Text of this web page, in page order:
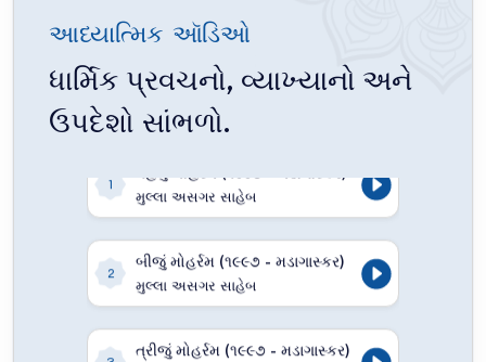
આધ્યાત્મિક ઑડિઓ
ધાર્મિક પ્રવચનો, વ્યાખ્યાનો અને
ઉપદેશો સાંભળો.
1
પહેલું મોહર્રમ (૧૯૯૭ - મડાગાસ્કર)
2
બીજું મોહર્રમ (૧૯૯૭ - મડાગાસ્કર)
3
ત્રીજું મોહર્રમ (૧૯૯૭ - મડાગાસ્કર)